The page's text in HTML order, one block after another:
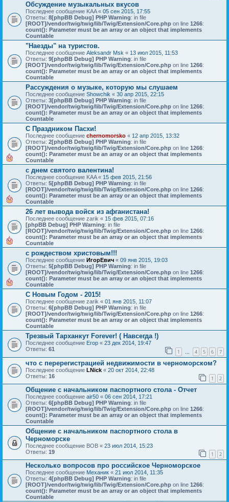
Обсуждение музыкальных вкусов
Последнее сообщение KAA« 05 сен 2015, 17:55
Ответы: 8[phpBB Debug] PHP Warning: in file
[ROOT]/vendor/twig/twig/lib/Twig/Extension/Core.php on line 1266:
count(): Parameter must be an array or an object that implements
Countable
"Наезды" на туристов.
Последнее сообщение Aleksandr Msk « 13 июл 2015, 11:53
Ответы: 9[phpBB Debug] PHP Warning: in file
[ROOT]/vendor/twig/twig/lib/Twig/Extension/Core.php on line 1266:
count(): Parameter must be an array or an object that implements
Countable
Рассуждения о музыке, которую мы слушаем
Последнее сообщение Showchik « 30 апр 2015, 22:15
Ответы: 3[phpBB Debug] PHP Warning: in file
[ROOT]/vendor/twig/twig/lib/Twig/Extension/Core.php on line 1266:
count(): Parameter must be an array or an object that implements
Countable
С Праздником Пасхи!
Последнее сообщение chernomorsko « 12 апр 2015, 13:32
Ответы: 2[phpBB Debug] PHP Warning: in file
[ROOT]/vendor/twig/twig/lib/Twig/Extension/Core.php on line 1266:
count(): Parameter must be an array or an object that implements
Countable
с днем святого валентина!
Последнее сообщение KAA« 15 фев 2015, 21:56
Ответы: 5[phpBB Debug] PHP Warning: in file
[ROOT]/vendor/twig/twig/lib/Twig/Extension/Core.php on line 1266:
count(): Parameter must be an array or an object that implements
Countable
26 лет вывода войск из афганистана!
Последнее сообщение zarik « 15 фев 2015, 07:16
[phpBB Debug] PHP Warning: in file
[ROOT]/vendor/twig/twig/lib/Twig/Extension/Core.php on line 1266:
count(): Parameter must be an array or an object that implements
Countable
с рождеством христовым!!!
Последнее сообщение ИгорЕвич « 09 янв 2015, 19:03
Ответы: 5[phpBB Debug] PHP Warning: in file
[ROOT]/vendor/twig/twig/lib/Twig/Extension/Core.php on line 1266:
count(): Parameter must be an array or an object that implements
Countable
С Новым Годом - 2015!
Последнее сообщение zarik « 01 янв 2015, 11:07
Ответы: 6[phpBB Debug] PHP Warning: in file
[ROOT]/vendor/twig/twig/lib/Twig/Extension/Core.php on line 1266:
count(): Parameter must be an array or an object that implements
Countable
Трезвый Тарханкут Forever! ( Навсегда !)
Последнее сообщение Егор « 23 дек 2014, 19:47
Ответы: 61 1 4 5 6 7
что с перерегистрацией недвижимости в черноморском?
Последнее сообщение LNick « 20 окт 2014, 22:48
Ответы: 16 1 2
Общение с начальником паспортного стола - Отчет
Последнее сообщение air50 « 06 сен 2014, 17:21
Ответы: 6[phpBB Debug] PHP Warning: in file
[ROOT]/vendor/twig/twig/lib/Twig/Extension/Core.php on line 1266:
count(): Parameter must be an array or an object that implements
Countable
Общение с начальником паспортного стола в
Черноморске
Последнее сообщение ВОВ « 23 июл 2014, 15:23
Ответы: 19 1 2
Несколько вопросов про российское Черноморское
Последнее сообщение Механик « 21 июл 2014, 11:35
Ответы: 4[phpBB Debug] PHP Warning: in file
[ROOT]/vendor/twig/twig/lib/Twig/Extension/Core.php on line 1266:
count(): Parameter must be an array or an object that implements
Countable